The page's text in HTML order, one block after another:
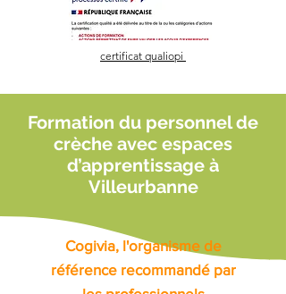
certificat qualiopi
Formation du personnel de
crèche avec espaces
d’apprentissage à
Villeurbanne
Cogivia, l'organisme de
référence recommandé par